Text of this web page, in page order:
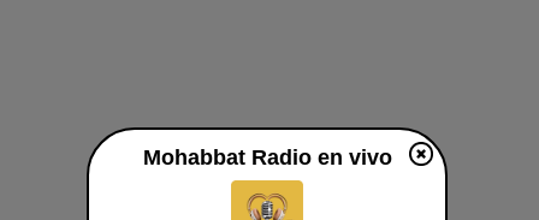
Mohabbat Radio en vivo